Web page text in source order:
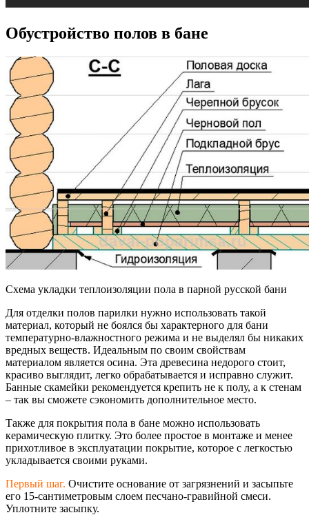
Обустройство полов в бане
Схема укладки теплоизоляции пола в парной русской бани
Для отделки полов парилки нужно использовать такой
материал, который не боялся бы характерного для бани
температурно-влажностного режима и не выделял бы никаких
вредных веществ. Идеальным по своим свойствам
материалом является осина. Эта древесина недорого стоит,
красиво выглядит, легко обрабатывается и исправно служит.
Банные скамейки рекомендуется крепить не к полу, а к стенам
– так вы сможете сэкономить дополнительное место.
Также для покрытия пола в бане можно использовать
керамическую плитку. Это более простое в монтаже и менее
прихотливое в эксплуатации покрытие, которое с легкостью
укладывается своими руками.
Первый шаг. Очистите основание от загрязнений и засыпьте
его 15-сантиметровым слоем песчано-гравийной смеси.
Уплотните засыпку.